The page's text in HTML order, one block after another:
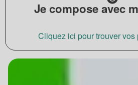
Je compose avec
Cliquez ici pour trouver vos